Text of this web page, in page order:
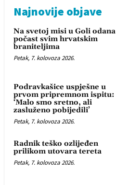
Najnovije objave
Na svetoj misi u Goli odana
počast svim hrvatskim
braniteljima
Petak, 7. kolovoza 2026.
Podravkašice uspješne u
prvom pripremnom ispitu:
‘Malo smo sretno, ali
zasluženo pobijedili’
Petak, 7. kolovoza 2026.
Radnik teško ozlijeđen
prilikom utovara tereta
Petak, 7. kolovoza 2026.